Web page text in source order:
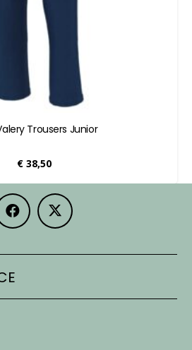
Trousers Junior
€38,50